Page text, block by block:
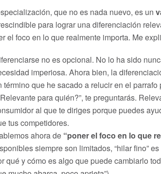
que no es nada nuevo, es un
para lograr una diferenciación
el foco en lo que realmente importa. Me
no es opcional. No lo ha sido
imperiosa. Ahora bien, la
término que he sacado a relucir en el
para quién?”, te preguntarás.
al que te diriges porque puedes
tus competidores.
ahora de “poner el foco en lo que
siempre son limitados, “hilar fino”
qué y cómo es algo que puede cambiarlo